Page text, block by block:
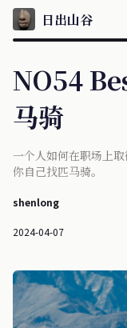
日出山谷
NO54
马骑
一个人如何在职场上
你自己找匹马骑。
shenlong
2024-04-07